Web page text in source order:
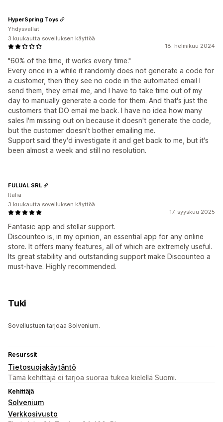
18. helmikuu 2024
"60% of the time, it works every time."
Every once in a while it randomly does not generate a code for
a customer, then they see no code in the automated email I
send them, they email me, and I have to take time out of my
day to manually generate a code for them. And that's just the
customers that DO email me back. I have no idea how many
sales I'm missing out on because it doesn't generate the code,
but the customer doesn't bother emailing me.
Support said they'd investigate it and get back to me, but it's
been almost a week and still no resolution.
HyperSpring Toys
Yhdysvallat
3 kuukautta sovelluksen käyttöä
17. syyskuu 2025
Fantasic app and stellar support.
Discounteo is, in my opinion, an essential app for any online
store. It offers many features, all of which are extremely useful.
Its great stability and outstanding support make Discounteo a
must-have. Highly recommended.
FULUAL SRL
Italia
3 kuukautta sovelluksen käyttöä
Tuki
Sovellustuen tarjoaa Solvenium.
Resurssit
Tietosuojakäytäntö
Tämä kehittäjä ei tarjoa suoraa tukea kielellä Suomi.
Kehittäjä
Solvenium
Verkkosivusto